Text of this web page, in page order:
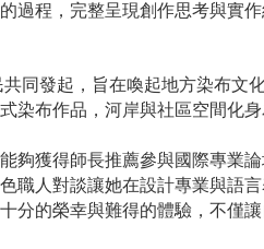
過程，完整呈現創作思考與實
同發起，旨在喚起地方染布
染布作品，河岸與社區空間化
夠獲得師長推薦參與國際專業
職人對談讓她在設計專業與語
分的榮幸與難得的體驗，不僅